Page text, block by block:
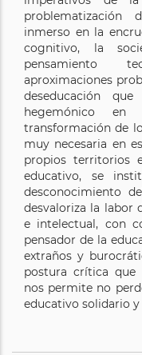
problematización
inmerso en la
cognitivo, la
pensamiento
aproximaciones
deseducación
hegemónico
transformación de
muy necesaria en
propios territorios
educativo, se
desconocimiento
desvaloriza la labor
e intelectual, con
pensador de la
extraños y
postura crítica que
nos permite no
educativo solidario